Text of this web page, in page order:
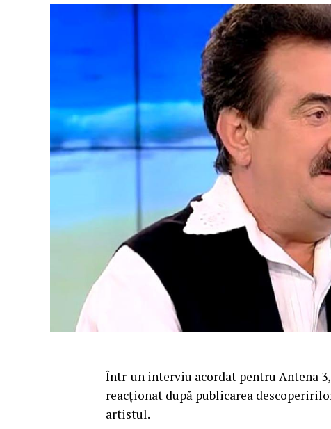
Într-un interviu acordat pentru Antena
reacționat după publicarea
artistul.